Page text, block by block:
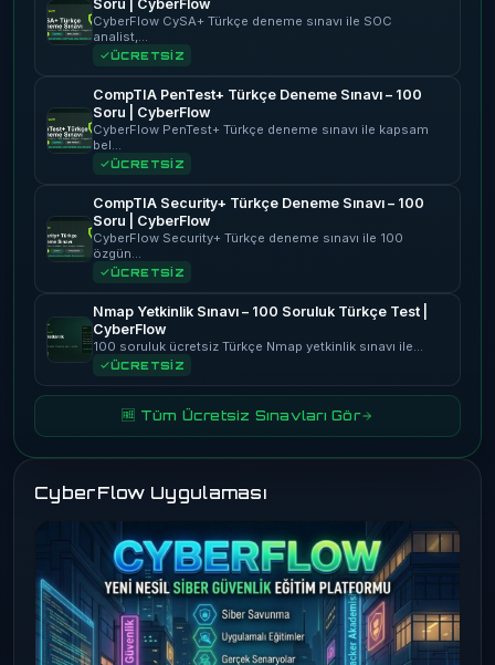
Soru | CyberFlow
CyberFlow CySA+ Türkçe deneme sınavı ile SOC
analist,…
ÜCRETSİZ
CompTIA PenTest+ Türkçe Deneme Sınavı – 100
Soru | CyberFlow
CyberFlow PenTest+ Türkçe deneme sınavı ile kapsam
bel…
ÜCRETSİZ
CompTIA Security+ Türkçe Deneme Sınavı – 100
Soru | CyberFlow
CyberFlow Security+ Türkçe deneme sınavı ile 100
özgün…
ÜCRETSİZ
Nmap Yetkinlik Sınavı – 100 Soruluk Türkçe Test |
CyberFlow
100 soruluk ücretsiz Türkçe Nmap yetkinlik sınavı ile…
ÜCRETSİZ
🆓 Tüm Ücretsiz Sınavları Gör
CyberFlow Uygulaması